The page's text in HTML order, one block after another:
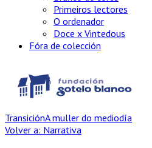
Primeiros lectores
O ordenador
Doce x Vintedous
Fóra de colección
TransiciónA muller do mediodía
Volver a: Narrativa